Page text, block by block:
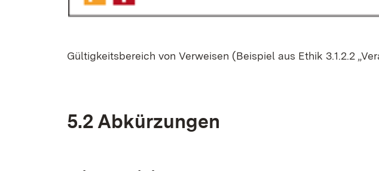
Gül­tig­keits­be­reich von Ver­wei­sen (Bei­spiel aus Ethik 3.1.2.2
5.2 Ab­kür­zun­gen